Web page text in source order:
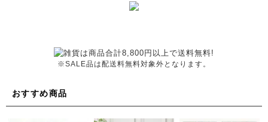
※SALE品は配送料無料対象外となります。
おすすめ商品